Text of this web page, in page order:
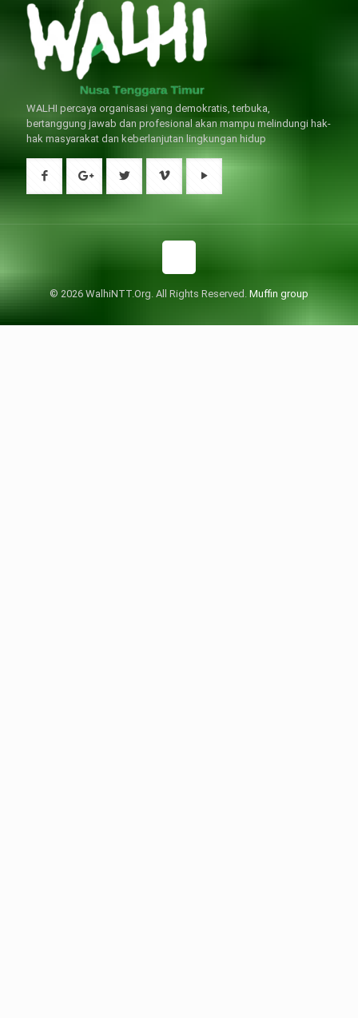
WALHI percaya organisasi yang demokratis, terbuka,
bertanggung jawab dan profesional akan mampu melindungi hak-
hak masyarakat dan keberlanjutan lingkungan hidup
© 2026 WalhiNTT.Org. All Rights Reserved. Muffin group